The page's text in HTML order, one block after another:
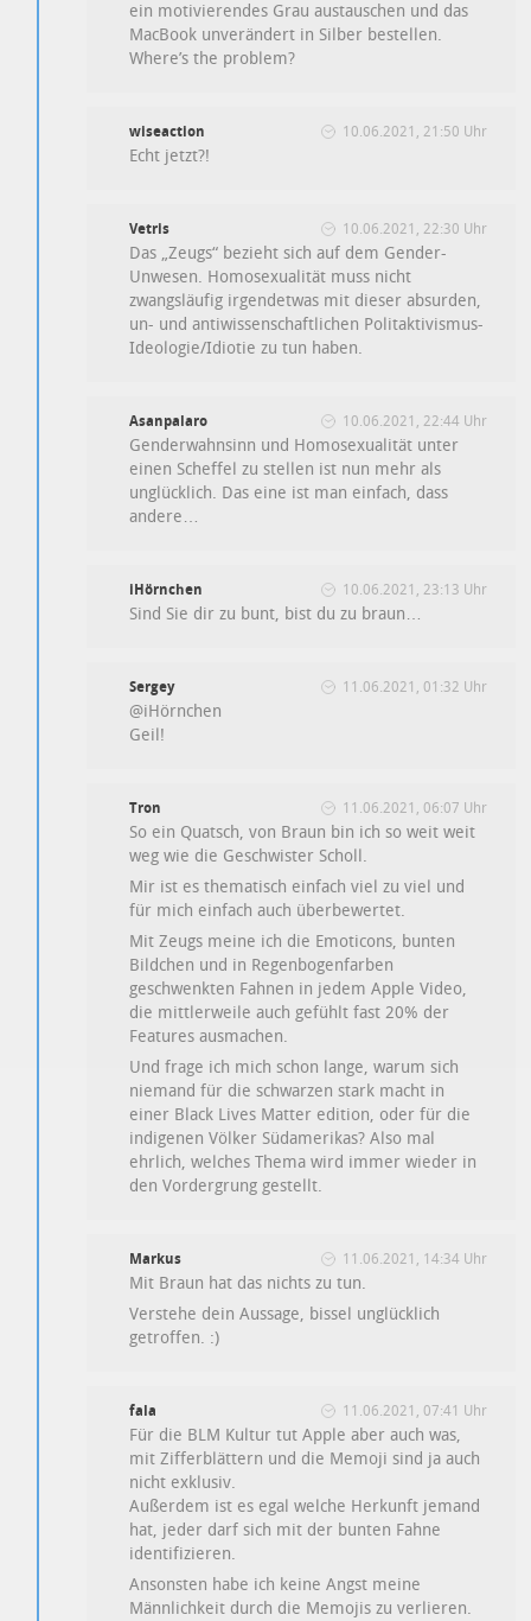
ein motivierendes Grau austauschen und das
MacBook unverändert in Silber bestellen.
Where’s the problem?
wiseaction 10.06.2021, 21:50 Uhr
Echt jetzt?!
Vetris 10.06.2021, 22:30 Uhr
Das „Zeugs“ bezieht sich auf dem Gender-
Unwesen. Homosexualität muss nicht
zwangsläufig irgendetwas mit dieser absurden,
un- und antiwissenschaftlichen Politaktivismus-
Ideologie/Idiotie zu tun haben.
Asanpalaro 10.06.2021, 22:44 Uhr
Genderwahnsinn und Homosexualität unter
einen Scheffel zu stellen ist nun mehr als
unglücklich. Das eine ist man einfach, dass
andere…
iHörnchen 10.06.2021, 23:13 Uhr
Sind Sie dir zu bunt, bist du zu braun…
Sergey 11.06.2021, 01:32 Uhr
@iHörnchen
Geil!
Tron 11.06.2021, 06:07 Uhr
So ein Quatsch, von Braun bin ich so weit weit
weg wie die Geschwister Scholl.
Mir ist es thematisch einfach viel zu viel und
für mich einfach auch überbewertet.
Mit Zeugs meine ich die Emoticons, bunten
Bildchen und in Regenbogenfarben
geschwenkten Fahnen in jedem Apple Video,
die mittlerweile auch gefühlt fast 20% der
Features ausmachen.
Und frage ich mich schon lange, warum sich
niemand für die schwarzen stark macht in
einer Black Lives Matter edition, oder für die
indigenen Völker Südamerikas? Also mal
ehrlich, welches Thema wird immer wieder in
den Vordergrung gestellt.
Markus 11.06.2021, 14:34 Uhr
Mit Braun hat das nichts zu tun.
Verstehe dein Aussage, bissel unglücklich
getroffen. :)
fala 11.06.2021, 07:41 Uhr
Für die BLM Kultur tut Apple aber auch was,
mit Zifferblättern und die Memoji sind ja auch
nicht exklusiv.
Außerdem ist es egal welche Herkunft jemand
hat, jeder darf sich mit der bunten Fahne
identifizieren.
Ansonsten habe ich keine Angst meine
Männlichkeit durch die Memojis zu verlieren.